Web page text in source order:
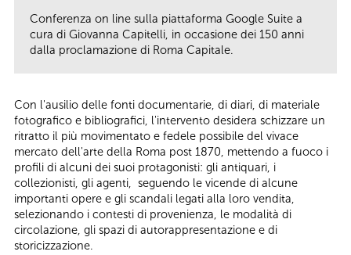
Conferenza on line sulla piattaforma Google Suite a
cura di Giovanna Capitelli, in occasione dei 150 anni
dalla proclamazione di Roma Capitale.
Con l'ausilio delle fonti documentarie, di diari, di materiale
fotografico e bibliografici, l'intervento desidera schizzare un
ritratto il più movimentato e fedele possibile del vivace
mercato dell'arte della Roma post 1870, mettendo a fuoco i
profili di alcuni dei suoi protagonisti: gli antiquari, i
collezionisti, gli agenti, seguendo le vicende di alcune
importanti opere e gli scandali legati alla loro vendita,
selezionando i contesti di provenienza, le modalità di
circolazione, gli spazi di autorappresentazione e di
storicizzazione.